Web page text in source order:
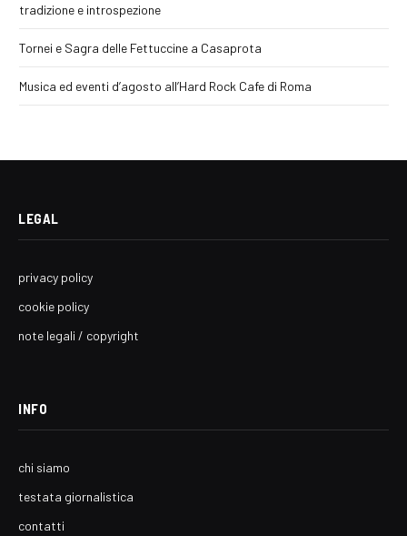
tradizione e introspezione
Tornei e Sagra delle Fettuccine a Casaprota
Musica ed eventi d’agosto all’Hard Rock Cafe di Roma
LEGAL
privacy policy
cookie policy
note legali / copyright
INFO
chi siamo
testata giornalistica
contatti